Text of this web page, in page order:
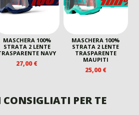
MASCHERA 100%
STRATA 2 LENTE
NAVY
27,00€
MASCHERA 100%
STRATA 2 LENTE
TRASPARENTE
MAUPITI
25,00€
PER TE